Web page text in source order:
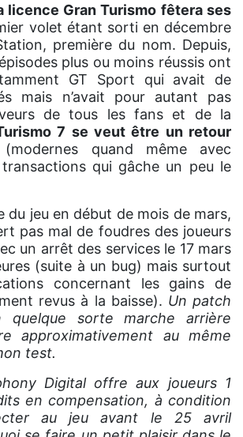
licence Gran Turismo fêtera ses
volet étant sorti en décembre
première du nom. Depuis,
plus ou moins réussis ont
GT Sport qui avait de
mais n’avait pour autant pas
de tous les fans et de la
7 se veut être un retour
(modernes quand même avec
transactions qui gâche un peu le
du jeu en début de mois de mars,
pas mal de foudres des joueurs
un arrêt des services le 17 mars
(suite à un bug) mais surtout
concernant les gains de
revus à la baisse). Un patch
sorte marche arrière
approximativement au même
test.
Digital offre aux joueurs 1
en compensation, à condition
au jeu avant le 25 avril